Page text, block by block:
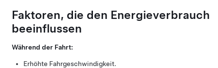
Faktoren, die den Energieverbrauch
beeinflussen
Während der Fahrt:
Erhöhte Fahrgeschwindigkeit.